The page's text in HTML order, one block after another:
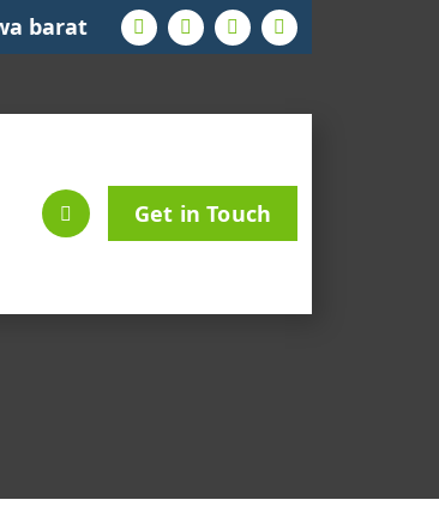
barat
Get in Touch